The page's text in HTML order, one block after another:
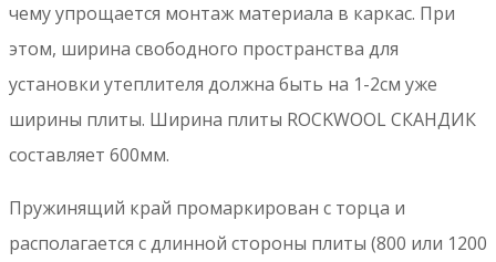
чему упрощается монтаж материала в каркас. При
этом, ширина свободного пространства для
установки утеплителя должна быть на 1-2см уже
ширины плиты. Ширина плиты ROCKWOOL СКАНДИК
составляет 600мм.
Пружинящий край промаркирован с торца и
располагается с длинной стороны плиты (800 или 1200